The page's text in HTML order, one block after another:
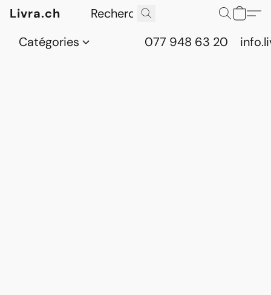
Livra.ch
Catégories
077 948 63 20